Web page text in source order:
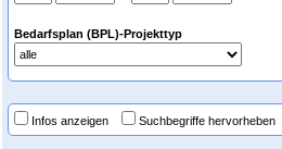
Bedarfsplan (BPL)-Projekttyp
Infos anzeigen Suchbegriffe hervorheben